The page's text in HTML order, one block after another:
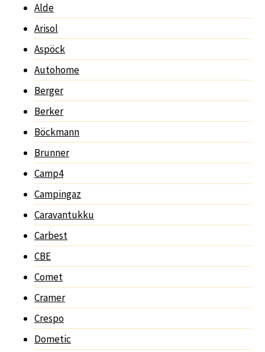
Alde
Arisol
Aspöck
Autohome
Berger
Berker
Böckmann
Brunner
Camp4
Campingaz
Caravantukku
Carbest
CBE
Comet
Cramer
Crespo
Dometic